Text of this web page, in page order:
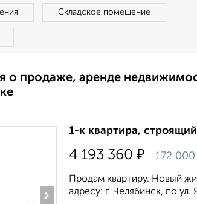
Складское помещение
о продаже, аренде
›
1-к квартира,
4 193 360 ₽ 172 000
Продам квартиру. Новый
адресу: г. Челябинск, по ул.